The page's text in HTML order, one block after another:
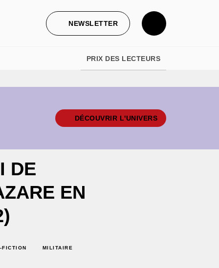
NEWSLETTER
PRIX DES LECTEURS
DÉCOUVRIR L'UNIVERS
DE
EN
FICTION MILITAIRE